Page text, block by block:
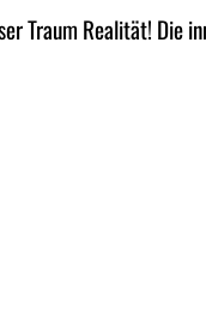
Traum Realität! Die